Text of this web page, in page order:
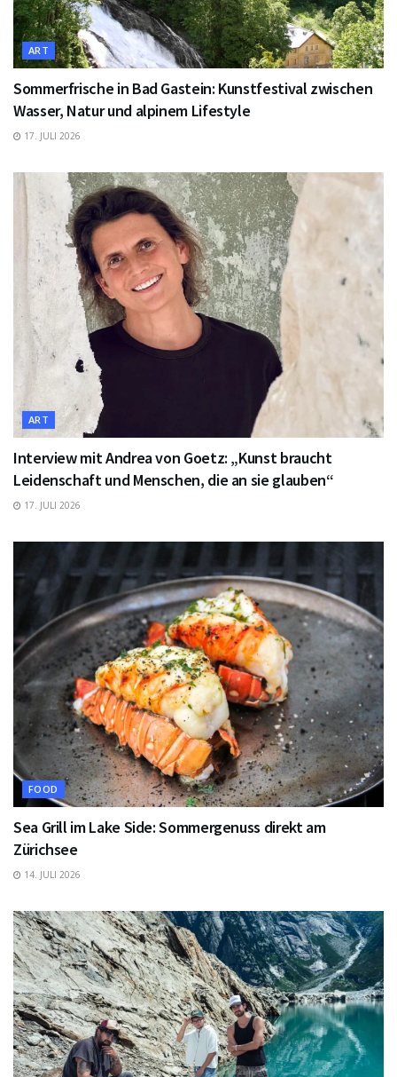
ART
Sommerfrische in Bad Gastein: Kunstfestival zwischen
Wasser, Natur und alpinem Lifestyle
17. JULI 2026
ART
Interview mit Andrea von Goetz: „Kunst braucht
Leidenschaft und Menschen, die an sie glauben“
17. JULI 2026
FOOD
Sea Grill im Lake Side: Sommergenuss direkt am
Zürichsee
14. JULI 2026